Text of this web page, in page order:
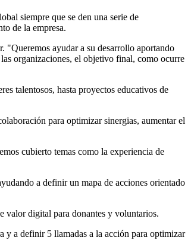
siempre que se den una serie de
de la empresa.
"Queremos ayudar a su desarrollo aportando
organizaciones, el objetivo final, como ocurre
talentosos, hasta proyectos educativos de
para optimizar sinergias, aumentar el
cubierto temas como la experiencia de
a definir un mapa de acciones orientado
valor digital para donantes y voluntarios.
y a definir 5 llamadas a la acción para optimizar